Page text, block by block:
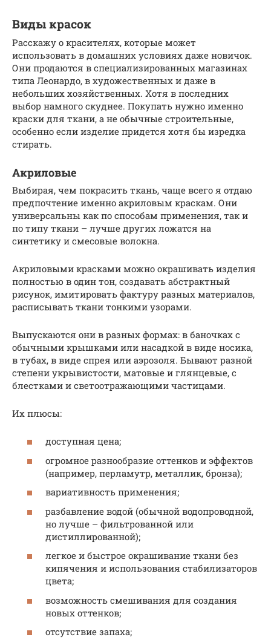
Виды красок
Расскажу о красителях, которые может
использовать в домашних условиях даже новичок.
Они продаются в специализированных магазинах
типа Леонардо, в художественных и даже в
небольших хозяйственных. Хотя в последних
выбор намного скуднее. Покупать нужно именно
краски для ткани, а не обычные строительные,
особенно если изделие придется хотя бы изредка
стирать.
Акриловые
Выбирая, чем покрасить ткань, чаще всего я отдаю
предпочтение именно акриловым краскам. Они
универсальны как по способам применения, так и
по типу ткани – лучше других ложатся на
синтетику и смесовые волокна.
Акриловыми красками можно окрашивать изделия
полностью в один тон, создавать абстрактный
рисунок, имитировать фактуру разных материалов,
расписывать ткани тонкими узорами.
Выпускаются они в разных формах: в баночках с
обычными крышками или насадкой в виде носика,
в тубах, в виде спрея или аэрозоля. Бывают разной
степени укрывистости, матовые и глянцевые, с
блестками и светоотражающими частицами.
Их плюсы:
доступная цена;
огромное разнообразие оттенков и эффектов
(например, перламутр, металлик, бронза);
вариативность применения;
разбавление водой (обычной водопроводной,
но лучше – фильтрованной или
дистиллированной);
легкое и быстрое окрашивание ткани без
кипячения и использования стабилизаторов
цвета;
возможность смешивания для создания
новых оттенков;
отсутствие запаха;